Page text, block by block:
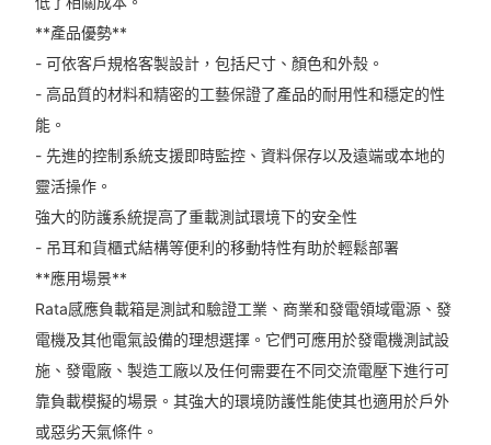
**產品優勢**
- 可依客戶規格客製設計，包括尺寸、顏色和外殼。
- 高品質的材料和精密的工藝保證了產品的耐用性和穩定的性
能。
- 先進的控制系統支援即時監控、資料保存以及遠端或本地的
靈活操作。
強大的防護系統提高了重載測試環境下的安全性
- 吊耳和貨櫃式結構等便利的移動特性有助於輕鬆部署
**應用場景**
Rata感應負載箱是測試和驗證工業、商業和發電領域電源、發
電機及其他電氣設備的理想選擇。它們可應用於發電機測試設
施、發電廠、製造工廠以及任何需要在不同交流電壓下進行可
靠負載模擬的場景。其強大的環境防護性能使其也適用於戶外
或惡劣天氣條件。